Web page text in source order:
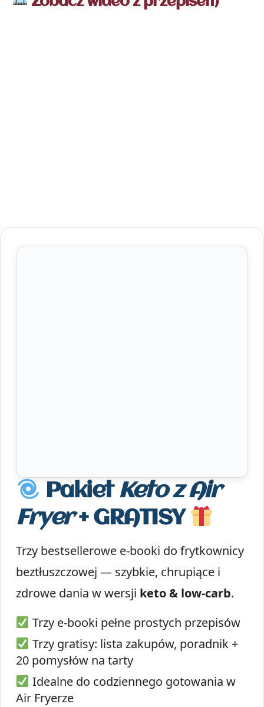
Pakiet Keto z Air
Fryer+ GRATISY
Trzy bestsellerowe e-booki do frytkownicy
beztłuszczowej — szybkie, chrupiące i
zdrowe dania w wersji keto & low-carb.
Trzy e-booki pełne prostych przepisów
Trzy gratisy: lista zakupów, poradnik +
20 pomysłów na tarty
Idealne do codziennego gotowania w
Air Fryerze